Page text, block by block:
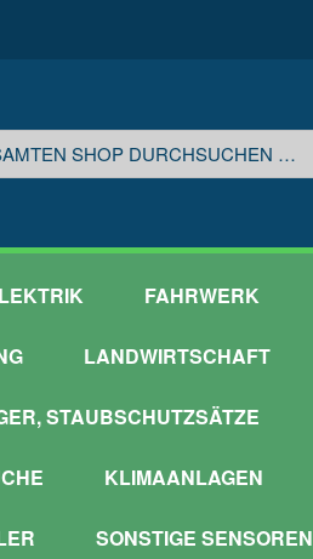
FAHRWERK
LANDWIRTSCHAFT
STAUBSCHUTZSÄTZE
KLIMAANLAGEN
SONSTIGE SENSOREN